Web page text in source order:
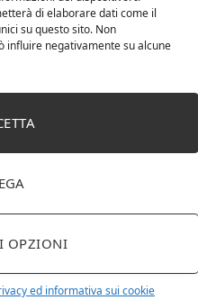
di elaborare dati come il
su questo sito. Non
influire negativamente su alcune
OPZIONI
ed informativa sui cookie
PET
per acqua bevande